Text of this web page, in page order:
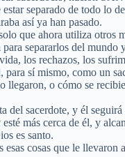
separado de todo lo
así ya han pasado.
que ahora utiliza otros
separarlos del mundo
los rechazos, los
para sí mismo, como un
llegaron, o cómo se
del sacerdote, y él
más cerca de él, y
es santo.
cosas que le